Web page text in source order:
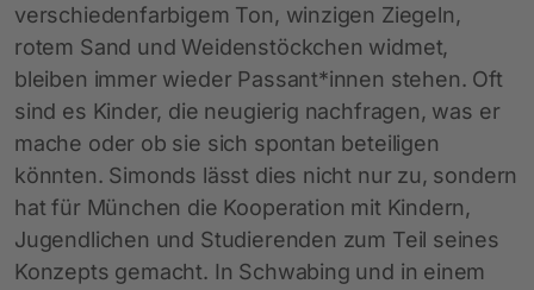
verschiedenfarbigem Ton, winzigen Ziegeln,
rotem Sand und Weidenstöckchen widmet,
bleiben immer wieder Passant*innen stehen. Oft
sind es Kinder, die neugierig nachfragen, was er
mache oder ob sie sich spontan beteiligen
könnten. Simonds lässt dies nicht nur zu, sondern
hat für München die Kooperation mit Kindern,
Jugendlichen und Studierenden zum Teil seines
Konzepts gemacht. In Schwabing und in einem